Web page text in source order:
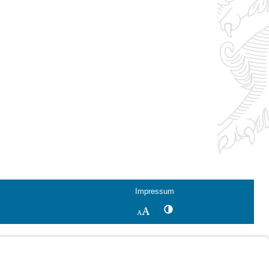
Impressum
SchriftgrößeKontrastwechsel